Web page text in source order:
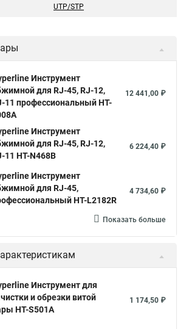
UTP/STP
Инструмент
для RJ-45, RJ-12,
11 профессиональный HT-
12 441,00 ₽
Инструмент
для RJ-45, RJ-12,
11 HT-N468B
6 224,40 ₽
Инструмент
для RJ-45,
HT-L2182R
4 734,60 ₽
Показать больше
Инструмент для
и обрезки витой
HT-S501A
1 174,50 ₽